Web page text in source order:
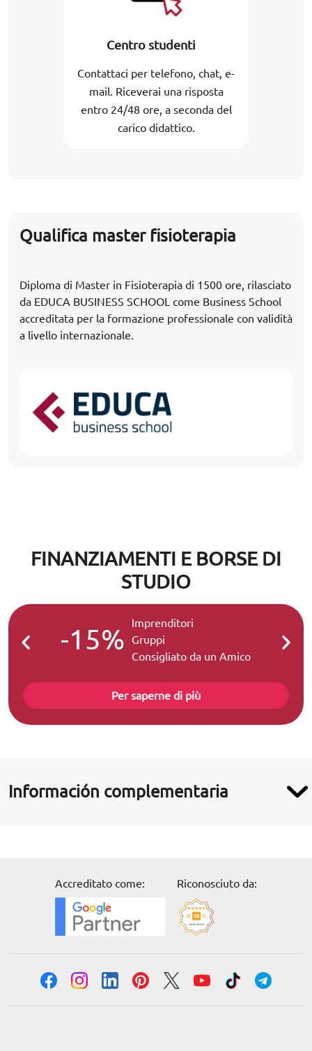
Centro studenti
Contattaci per telefono, chat, e-
mail. Riceverai una risposta
entro 24/48 ore, a seconda del
carico didattico.
Qualifica master fisioterapia
Diploma di Master in Fisioterapia di 1500 ore, rilasciato
da EDUCA BUSINESS SCHOOL come Business School
accreditata per la formazione professionale con validità
a livello internazionale.
FINANZIAMENTI E BORSE DI
STUDIO
-15%
Imprenditori
Gruppi
Consigliato da un Amico
-
Per saperne di più
Información complementaria
Accreditato come: Riconosciuto da: